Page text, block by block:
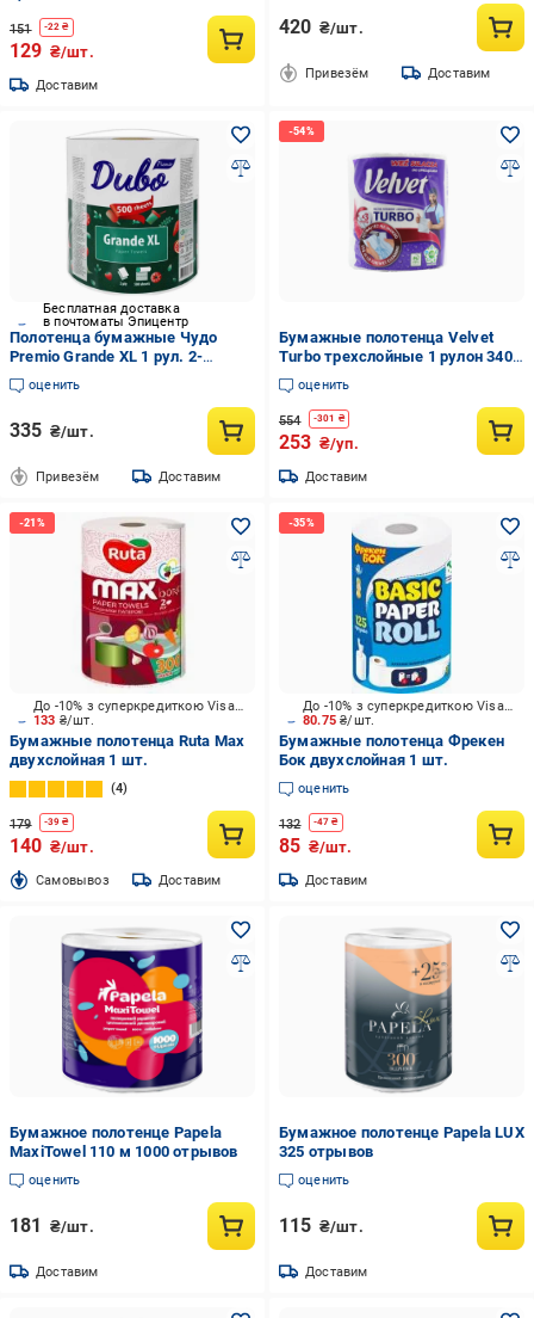
151 -22 ₴
129 ₴/шт.
Доставим
420 ₴/шт.
Привезём Доставим
Бесплатная доставка
в почтоматы Эпицентр
Полотенца бумажные Чудо
Premio Grande XL 1 рул. 2-
слойные 500 отрывов Белый
(989279)
оценить
335 ₴/шт.
Привезём Доставим
Бумажные полотенца Velvet
Turbo трехслойные 1 рулон 340
отрывов (НФ-00004137)
оценить
554 -301 ₴
253 ₴/уп.
Доставим
133 ₴/шт.
До -10% з суперкредиткою Visa Вигода
Бумажные полотенца Ruta Max
двухслойная 1 шт.
4
179 -39 ₴
140 ₴/шт.
Cамовывоз Доставим
80.75₴/шт.
До -10% з суперкредиткою Visa Вигода
Бумажные полотенца Фрекен
Бок двухслойная 1 шт.
оценить
132 -47 ₴
85 ₴/шт.
Доставим
Бумажное полотенце Papela
MaxiTowel 110 м 1000 отрывов
оценить
181 ₴/шт.
Доставим
Бумажное полотенце Papela LUX
325 отрывов
оценить
115 ₴/шт.
Доставим